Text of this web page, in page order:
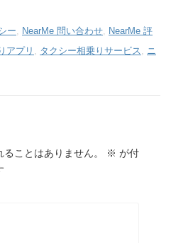
ー, NearMe 問い合わせ, NearMe 評
アプリ , タクシー相乗りサービス, ニ
ことはありません。 ※ が付